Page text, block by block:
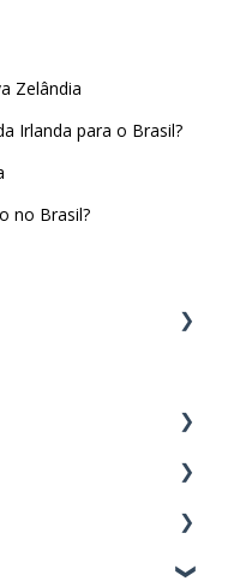
Zelândia
Irlanda para o Brasil?
no Brasil?